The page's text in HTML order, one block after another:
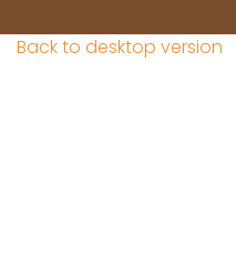
Back to desktop version